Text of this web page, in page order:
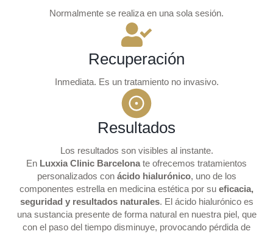
Normalmente se realiza en una sola sesión.
Recuperación
Inmediata. Es un tratamiento no invasivo.
Resultados
Los resultados son visibles al instante.
En Luxxia Clinic Barcelona te ofrecemos tratamientos
personalizados con ácido hialurónico, uno de los
componentes estrella en medicina estética por su eficacia,
seguridad y resultados naturales. El ácido hialurónico es
una sustancia presente de forma natural en nuestra piel, que
con el paso del tiempo disminuye, provocando pérdida de